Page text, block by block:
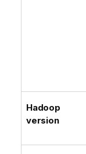
Hadoop
version